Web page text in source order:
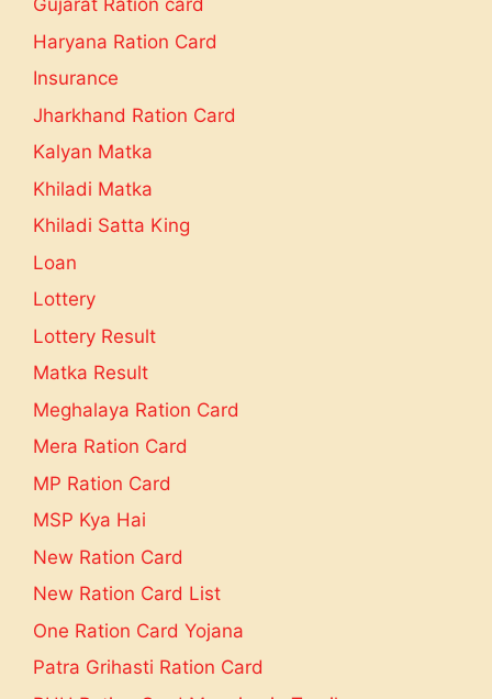
Gujarat Ration card
Haryana Ration Card
Insurance
Jharkhand Ration Card
Kalyan Matka
Khiladi Matka
Khiladi Satta King
Loan
Lottery
Lottery Result
Matka Result
Meghalaya Ration Card
Mera Ration Card
MP Ration Card
MSP Kya Hai
New Ration Card
New Ration Card List
One Ration Card Yojana
Patra Grihasti Ration Card